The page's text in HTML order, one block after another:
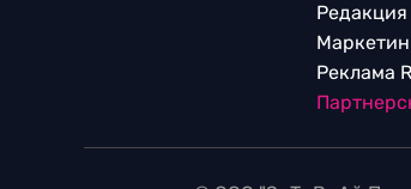
Редакция
Реклама